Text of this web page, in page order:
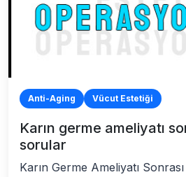
Anti-Aging Vücut Estetiği
Karın germe ameliyatı
sorular
Karın Germe Ameliyatı